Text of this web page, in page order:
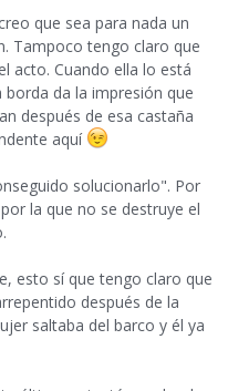
que sea para nada un
Tampoco tengo claro que
acto. Cuando ella lo está
da la impresión que
después de esa castaña
aquí
solucionarlo". Por
la que no se destruye el
esto sí que tengo claro que
después de la
saltaba del barco y él ya